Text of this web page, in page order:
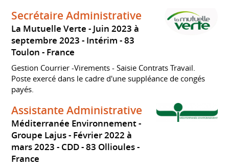
Secrétaire Administrative
La Mutuelle Verte
Juin 2023 à
septembre 2023 Intérim
83
Toulon
France
Gestion Courrier -Virements - Saisie Contrats Travail.
Poste exercé dans le cadre d'une suppléance de congés
payés.
Assistante Administrative
Méditerranée Environnement -
Groupe Lajus
Février 2022 à
mars 2023 CDD
83 Ollioules
France